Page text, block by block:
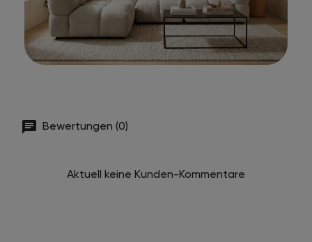
Bewertungen (0)
Aktuell keine Kunden-Kommentare